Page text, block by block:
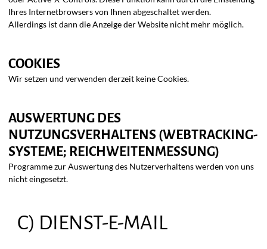
Ihres Internetbrowsers von Ihnen abgeschaltet werden.
Allerdings ist dann die Anzeige der Website nicht mehr möglich.
COOKIES
Wir setzen und verwenden derzeit keine Cookies.
AUSWERTUNG DES
NUTZUNGSVERHALTENS (WEBTRACKING-
SYSTEME; REICHWEITENMESSUNG)
Programme zur Auswertung des Nutzerverhaltens werden von uns
nicht eingesetzt.
C) DIENST-E-MAIL